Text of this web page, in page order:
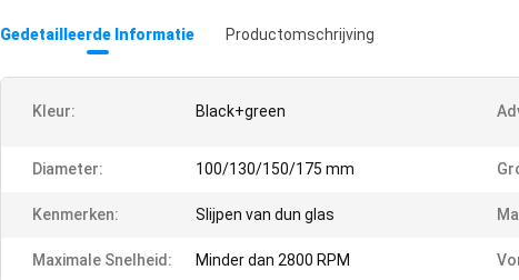
Gedetailleerde Informatie Productomschrijving
Kleur: Black+green
Diameter: 100/130/150/175 mm
Kenmerken: Slijpen van dun glas
Maximale Snelheid: Minder dan 2800 RPM